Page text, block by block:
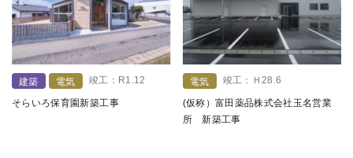
建築 電気 竣工：R1.12
そらいろ保育園新築工事
電気 竣工：Ｈ28.6
(仮称）富田薬品株式会社玉名営業
所 新築工事